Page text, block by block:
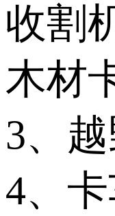
收割
木材
3、
4、